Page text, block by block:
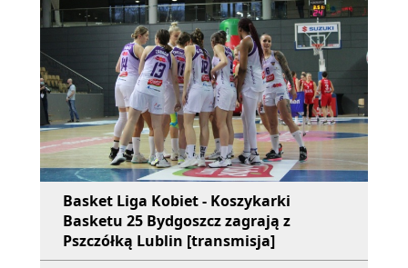
Basket Liga Kobiet - Koszykarki
Basketu 25 Bydgoszcz zagrają z
Pszczółką Lublin [transmisja]